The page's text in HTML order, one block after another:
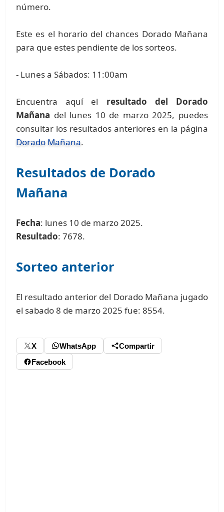
número.
Este es el horario del chances Dorado Mañana
para que estes pendiente de los sorteos.
- Lunes a Sábados: 11:00am
Encuentra aquí el resultado del Dorado
Mañana del lunes 10 de marzo 2025, puedes
consultar los resultados anteriores en la página
Dorado Mañana.
Resultados de Dorado
Mañana
Fecha: lunes 10 de marzo 2025.
Resultado: 7678.
Sorteo anterior
El resultado anterior del Dorado Mañana jugado
el sabado 8 de marzo 2025 fue: 8554.
X WhatsApp
Compartir
Facebook